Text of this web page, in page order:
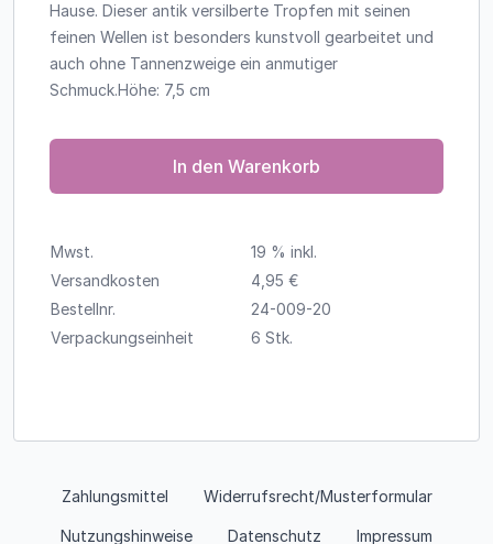
Hause. Dieser antik versilberte Tropfen mit seinen
feinen Wellen ist besonders kunstvoll gearbeitet und
auch ohne Tannenzweige ein anmutiger
Schmuck.Höhe: 7,5 cm
In den Warenkorb
Mwst.
19 % inkl.
Versandkosten
4,95 €
Bestellnr.
24-009-20
Verpackungseinheit
6 Stk.
Zahlungsmittel Widerrufsrecht/Musterformular
Nutzungshinweise Datenschutz Impressum